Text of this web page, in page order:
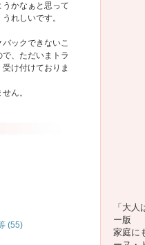
かなぁと思って
れしいです。
バックできないこ
で、ただいまトラ
け付けておりま
ん。
(55)
「大
ー版
家庭に